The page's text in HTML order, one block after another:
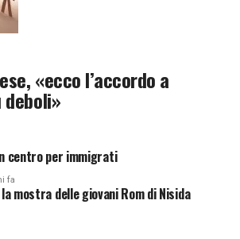
«ecco l’accordo a
centro per immigrati
fa
mostra delle giovani Rom di Nisida